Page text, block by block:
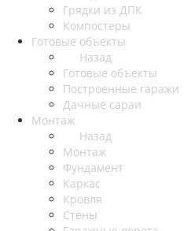
Грядки из ДПК
Компостеры
Готовые объекты
Назад
Готовые объекты
Построенные гаражи
Дачные сараи
Монтаж
Назад
Монтаж
Фундамент
Каркас
Кровля
Стены